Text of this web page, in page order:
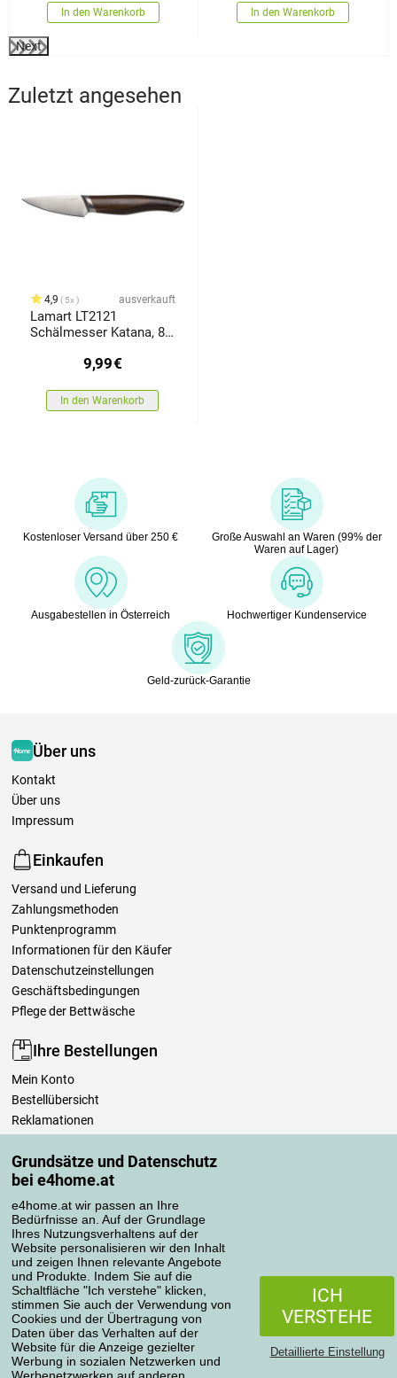
Grundsätze und Datenschutz
bei e4home.at
e4home.at wir passen an Ihre
Bedürfnisse an. Auf der Grundlage
Ihres Nutzungsverhaltens auf der
Website personalisieren wir den Inhalt
und zeigen Ihnen relevante Angebote
und Produkte. Indem Sie auf die
Schaltfläche "Ich verstehe" klicken,
stimmen Sie auch der Verwendung von
Cookies und der Übertragung von
Daten über das Verhalten auf der
Website für die Anzeige gezielter
Werbung in sozialen Netzwerken und
ICH
VERSTEHE
Detaillierte Einstellung
In den Warenkorb In den Warenkorb
Next
Zuletzt angesehen
4,9 5x ausverkauft
Lamart LT2121
Schälmesser Katana, 8
9,99€
In den Warenkorb
Kostenloser Versand über 250 €
Große Auswahl an Waren (99% der
Waren auf Lager)
Ausgabestellen in Österreich Hochwertiger Kundenservice
Geld-zurück-Garantie
Über uns
Kontakt
Über uns
Impressum
Einkaufen
Versand und Lieferung
Zahlungsmethoden
Punktenprogramm
Informationen für den Käufer
Datenschutzeinstellungen
Geschäftsbedingungen
Pflege der Bettwäsche
Ihre Bestellungen
Mein Konto
Bestellübersicht
Reklamationen
Einfach mehr wissen
Richtlinien zur Verarbeitung von Bewertungen
Transportarten
Zahlungsmethoden